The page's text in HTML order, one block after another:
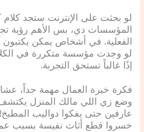
لو بحثت على الإنترنت ستجد كلام
المؤسسات دي، بس الأهم رؤية
الفعلية. في أشخاص يمكن يكتبون
لو وجدت مؤسسة متكررة في
إذًا غالباً تستحق التجربة.
فكرة خبرة العمال مهمة جداً،
وضع زي اللي مالك المنزل
عارفين حتى يفكوا دواليب المطبخ!
خسروا قطع أثاث نفيسة بسبب